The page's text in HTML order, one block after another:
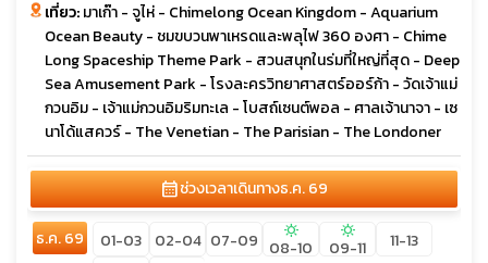
เที่ยว:มาเก๊า - จูไห่ - Chimelong Ocean Kingdom - Aquarium
Ocean Beauty - ชมขบวนพาเหรดและพลุไฟ 360 องศา - Chime
Long Spaceship Theme Park - สวนสนุกในร่มที่ใหญ่ที่สุด - Deep
Sea Amusement Park - โรงละครวิทยาศาสตร์ออร์ก้า - วัดเจ้าแม่
กวนอิม - เจ้าแม่กวนอิมริมทะเล - โบสถ์เซนต์พอล - ศาลเจ้านาจา - เซ
นาโด้แสควร์ - The Venetian - The Parisian - The Londoner
calendar_monthช่วงเวลาเดินทางธ.ค. 69
ธ.ค. 69 01-03 02-04 07-09 sunny
08-10
sunny
09-11
11-13